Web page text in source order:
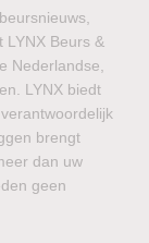
LYNX Beurs &
Nederlandse,
LYNX biedt
brengt
dan uw
geen